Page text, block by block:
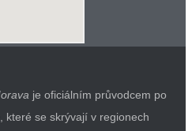
je oficiálním průvodcem po
které se skrývají v regionech